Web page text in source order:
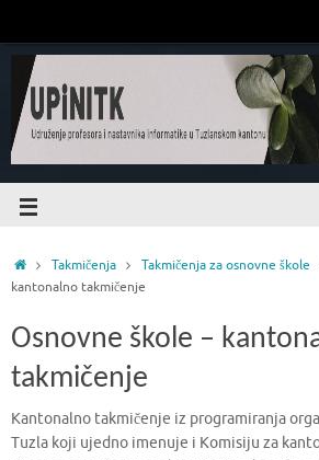
Takmičenja Takmičenja za osnovne škole
kantonalno takmičenje
Osnovne škole –
takmičenje
Kantonalno takmičenje iz programiranja
Tuzla koji ujedno imenuje i Komisiju za